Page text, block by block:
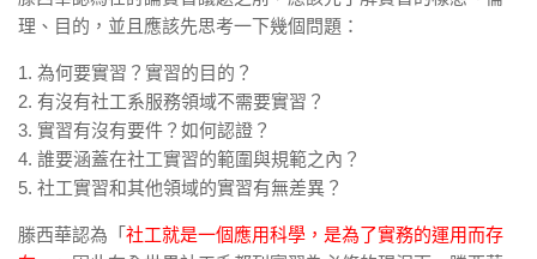
理、目的，並且應該先思考一下幾個問題：
1. 為何要實習？實習的目的？
2. 有沒有社工系服務領域不需要實習？
3. 實習有沒有要件？如何認證？
4. 誰要涵蓋在社工實習的範圍與規範之內？
5. 社工實習和其他領域的實習有無差異？
滕西華認為「 社工就是一個應用科學，是為了實務的運用而存